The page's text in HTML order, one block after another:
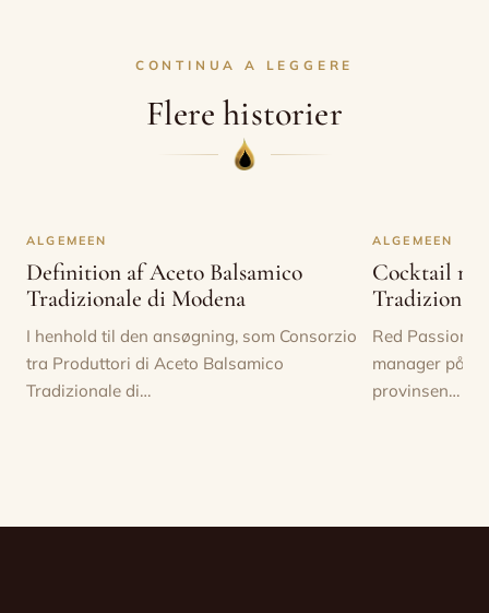
CONTINUA A LEGGERE
Flere historier
ALGEMEEN
Definition af Aceto Balsamico
Tradizionale di Modena
I henhold til den ansøgning, som Consorzio
tra Produttori di Aceto Balsamico
Tradizionale di…
ALGEMEEN
Cocktail
Red Passion
manager på
provinsen…